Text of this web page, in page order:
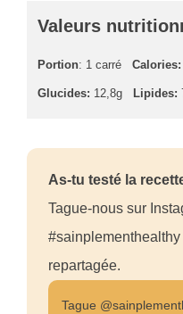
Valeurs
Portion: 1 carré Calories:
Glucides: 12,8g Lipides:
As-tu testé la
Tague-nous sur
repartagée.
Tague